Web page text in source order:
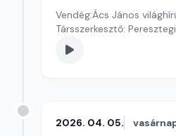
Vendég:Ács János
Társszerkesztő:
2026. 04. 05.